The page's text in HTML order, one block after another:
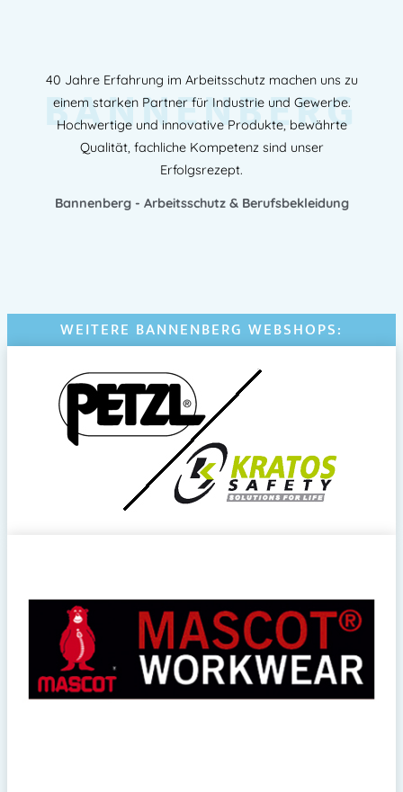
40 Jahre Erfahrung im Arbeitsschutz machen uns zu
einem starken Partner für Industrie und Gewerbe.
Hochwertige und innovative Produkte, bewährte
Qualität, fachliche Kompetenz sind unser
Erfolgsrezept.
Bannenberg - Arbeitsschutz & Berufsbekleidung
BANNENBERG
WEITERE BANNENBERG WEBSHOPS: